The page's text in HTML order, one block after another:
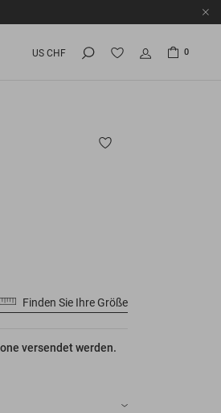
US CHF 0
Finden Sie Ihre Größe
versendet werden.